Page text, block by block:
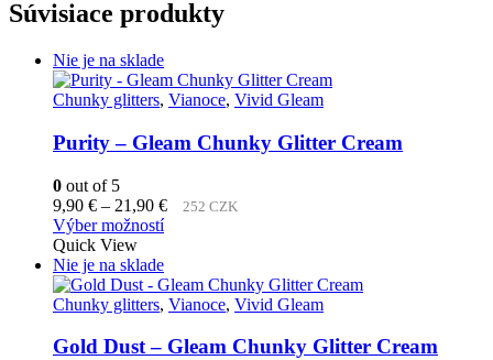
Súvisiace produkty
Nie je na sklade
Chunky glitters, Vianoce, Vivid Gleam
Purity – Gleam Chunky Glitter Cream
0 out of 5
9,90 € – 21,90 €Price
21,90 €
252 CZK
Výber možnostíTento
má
viacero
variantov.
si
Quick View
Nie je na sklade
Chunky glitters, Vianoce, Vivid Gleam
Gold Dust – Gleam Chunky Glitter Cream